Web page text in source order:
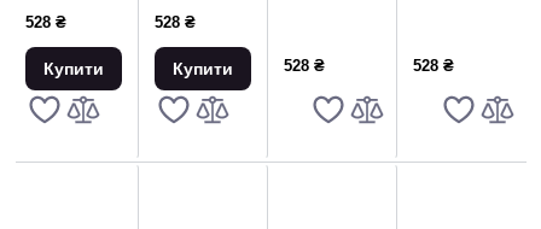
30ML
528 ₴
Купити
30ML
528 ₴
Купити 528 ₴ 528 ₴